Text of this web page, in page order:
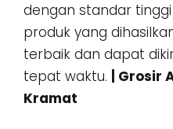
dengan standar
produk yang
terbaik dan dapat
tepat waktu.
| Grosir
Kramat